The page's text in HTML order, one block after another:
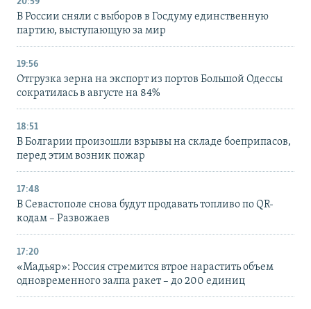
В России сняли с выборов в Госдуму единственную
партию, выступающую за мир
19:56
Отгрузка зерна на экспорт из портов Большой Одессы
сократилась в августе на 84%
18:51
В Болгарии произошли взрывы на складе боеприпасов,
перед этим возник пожар
17:48
В Севастополе снова будут продавать топливо по QR-
кодам – Развожаев
17:20
«Мадьяр»: Россия стремится втрое нарастить объем
одновременного залпа ракет – до 200 единиц